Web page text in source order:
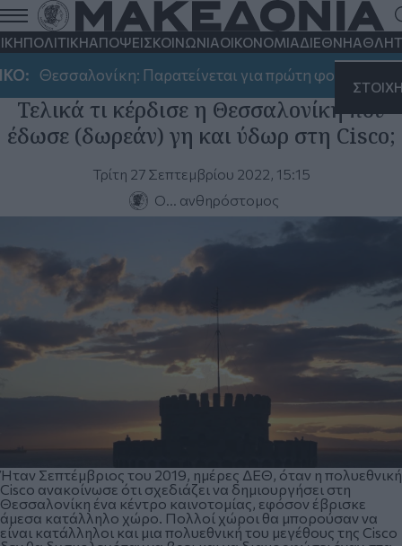
ΠΟΛΙΤΙΚΗΑΠΟΨΕΙΣΚΟΙΝΩΝΙΑΟΙΚΟΝΟΜΙΑΔΙΕΘΝΗ
Θεσσαλονίκη: Παρατείνεται για πρώτη φορά έως τις
Μονόλογοι
Τελικά τι κέρδισε η Θεσσαλονίκη που
έδωσε (δωρεάν) γη και ύδωρ στη Cisco;
Τρίτη 27 Σεπτεμβρίου 2022, 15:15
O… ανθηρόστομος
Ήταν Σεπτέμβριος του 2019, ημέρες ΔΕΘ, όταν η πολυεθνική
Cisco ανακοίνωσε ότι σχεδιάζει να δημιουργήσει στη
Θεσσαλονίκη ένα κέντρο καινοτομίας, εφόσον έβρισκε
άμεσα κατάλληλο χώρο. Πολλοί χώροι θα μπορούσαν να
είναι κατάλληλοι και μια πολυεθνική του μεγέθους της Cisco